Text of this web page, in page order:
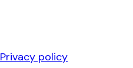
Privacy policy